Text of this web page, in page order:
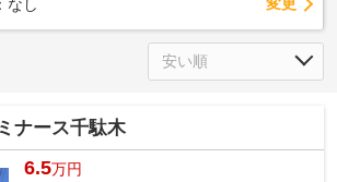
なし 変更
ナース千駄木
6.5万円